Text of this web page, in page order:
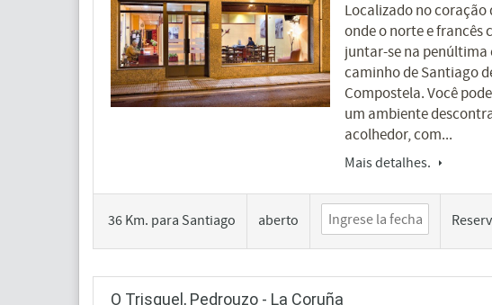
Localizado no coração
onde o norte e francês
juntar-se na penúltima
caminho de Santiago
Compostela. Você
um ambiente
acolhedor, com...
Mais detalhes.
36 Km. para Santiago aberto
O Trisquel, Pedrouzo - La Coruña